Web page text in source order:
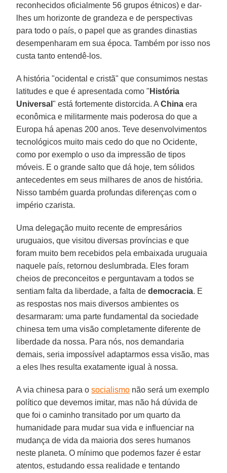
reconhecidos oficialmente 56 grupos étnicos) e dar-
lhes um horizonte de grandeza e de perspectivas
para todo o país, o papel que as grandes dinastias
desempenharam em sua época. Também por isso nos
custa tanto entendê-los.
A história "ocidental e cristã" que consumimos nestas
latitudes e que é apresentada como " História
Universal" está fortemente distorcida. AChina era
econômica e militarmente mais poderosa do que a
Europa há apenas 200 anos. Teve desenvolvimentos
tecnológicos muito mais cedo do que no Ocidente,
como por exemplo o uso da impressão de tipos
móveis. E o grande salto que dá hoje, tem sólidos
antecedentes em seus milhares de anos de história.
Nisso também guarda profundas diferenças com o
império czarista.
Uma delegação muito recente de empresários
uruguaios, que visitou diversas províncias e que
foram muito bem recebidos pela embaixada uruguaia
naquele país, retornou deslumbrada. Eles foram
cheios de preconceitos e perguntavam a todos se
sentiam falta da liberdade, a falta dedemocracia. E
as respostas nos mais diversos ambientes os
desarmaram: uma parte fundamental da sociedade
chinesa tem uma visão completamente diferente de
liberdade da nossa. Para nós, nos demandaria
demais, seria impossível adaptarmos essa visão, mas
a eles lhes resulta exatamente igual à nossa.
A via chinesa para osocialismo não será um exemplo
político que devemos imitar, mas não há dúvida de
que foi o caminho transitado por um quarto da
humanidade para mudar sua vida e influenciar na
mudança de vida da maioria dos seres humanos
neste planeta. O mínimo que podemos fazer é estar
atentos, estudando essa realidade e tentando